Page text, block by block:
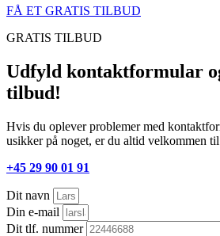
FÅ ET GRATIS TILBUD
GRATIS TILBUD
Udfyld kontaktformular
tilbud!
Hvis du oplever problemer med
usikker på noget, er du altid velkommen
+45 29 90 01 91
Dit navn
Din e-mail
Dit tlf. nummer